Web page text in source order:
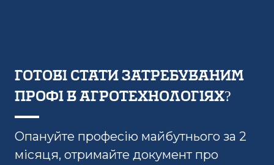
готові стати затребуваним
профі в агротехнологіях?
Опануйте професію майбутнього за 2
місяця, отримайте документ про